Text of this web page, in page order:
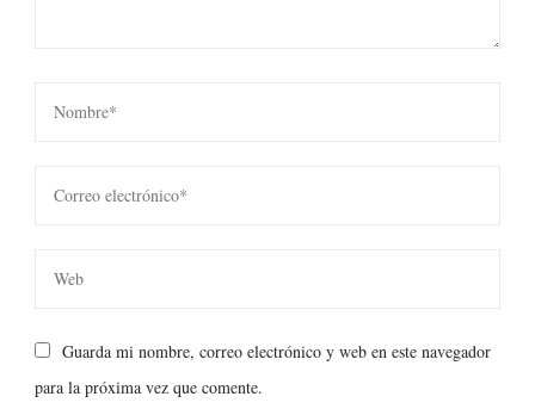
Guarda mi nombre, correo electrónico y web en este navegador
para la próxima vez que comente.